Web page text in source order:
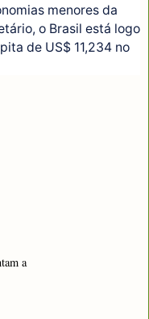
menores da
o Brasil está logo
de US$ 11,234 no
a